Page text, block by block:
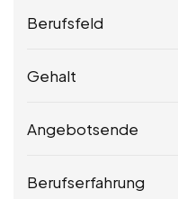
Berufsfeld
Gehalt
Angebotsende
Berufserfahrung